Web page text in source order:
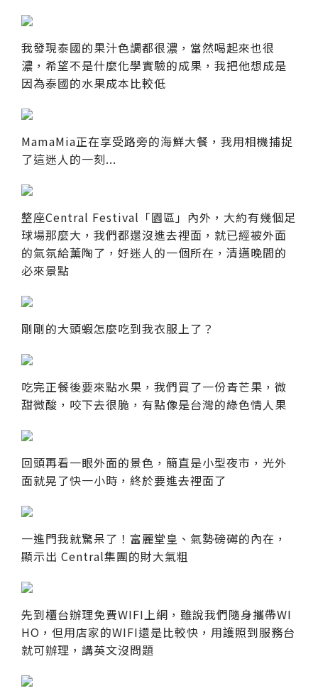
我發現泰國的果汁色調都很濃，當然喝起來也很
濃，希望不是什麼化學實驗的成果，我把他想成是
因為泰國的水果成本比較低
MamaMia正在享受路旁的海鮮大餐，我用相機捕捉
了這迷人的一刻...
整座Central Festival「園區」內外，大約有幾個足
球場那麼大，我們都還沒進去裡面，就已經被外面
的氣氛給薰陶了，好迷人的一個所在，清邁晚間的
必來景點
剛剛的大頭蝦怎麼吃到我衣服上了？
吃完正餐後要來點水果，我們買了一份青芒果，微
甜微酸，咬下去很脆，有點像是台灣的綠色情人果
回頭再看一眼外面的景色，簡直是小型夜市，光外
面就晃了快一小時，終於要進去裡面了
一進門我就驚呆了！富麗堂皇、氣勢磅礡的內在，
顯示出 Central集團的財大氣粗
先到櫃台辦理免費WIFI上網，雖說我們隨身攜帶WI
HO，但用店家的WIFI還是比較快，用護照到服務台
就可辦理，講英文沒問題